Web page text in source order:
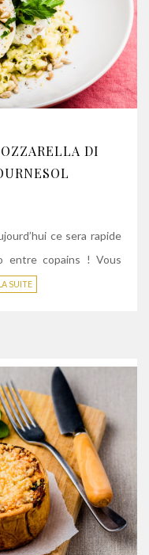
DI
ce sera rapide
entre copains ! Vous
SUITE